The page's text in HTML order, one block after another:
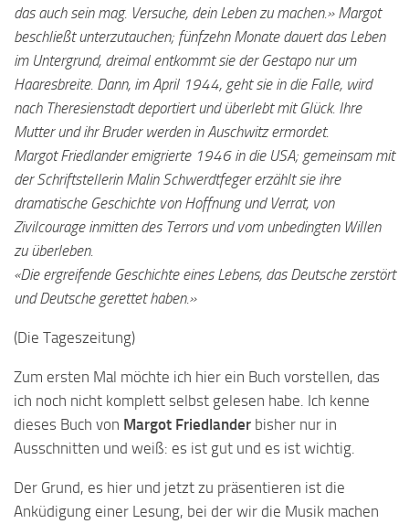
das auch sein mag. Versuche, dein Leben zu machen.» Margot
beschließt unterzutauchen; fünfzehn Monate dauert das Leben
im Untergrund, dreimal entkommt sie der Gestapo nur um
Haaresbreite. Dann, im April 1944, geht sie in die Falle, wird
nach Theresienstadt deportiert und überlebt mit Glück. Ihre
Mutter und ihr Bruder werden in Auschwitz ermordet.
Margot Friedlander emigrierte 1946 in die USA; gemeinsam mit
der Schriftstellerin Malin Schwerdtfeger erzählt sie ihre
dramatische Geschichte von Hoffnung und Verrat, von
Zivilcourage inmitten des Terrors und vom unbedingten Willen
zu überleben.
«Die ergreifende Geschichte eines Lebens, das Deutsche zerstört
und Deutsche gerettet haben.»
(Die Tageszeitung)
Zum ersten Mal möchte ich hier ein Buch vorstellen, das
ich noch nicht komplett selbst gelesen habe. Ich kenne
dieses Buch von Margot Friedlander bisher nur in
Ausschnitten und weiß: es ist gut und es ist wichtig.
Der Grund, es hier und jetzt zu präsentieren ist die
Anküdigung einer Lesung, bei der wir die Musik machen